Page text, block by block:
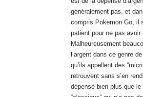
dépensé bien plus que le
“classique” qui n’a pas
intégré. Cela dit, encore
les personnes qui font
argent et son temps
moment que ça fait
:-)
Michael Goffar